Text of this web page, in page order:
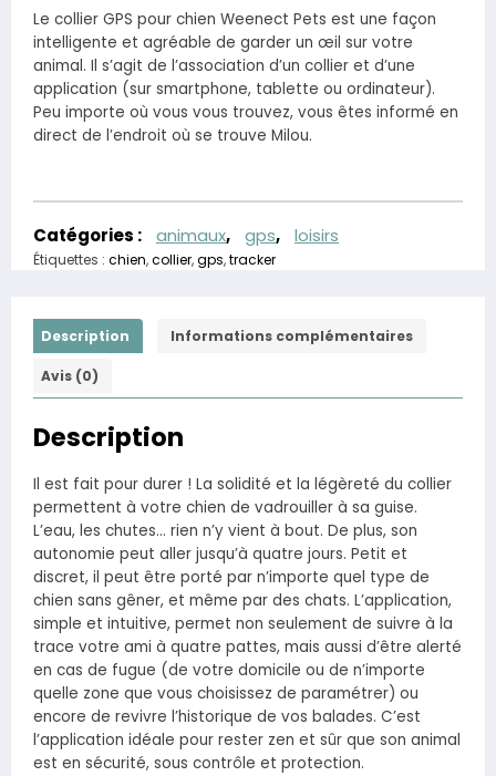
Le collier GPS pour chien Weenect Pets est une façon
intelligente et agréable de garder un œil sur votre
animal. Il s’agit de l’association d’un collier et d’une
application (sur smartphone, tablette ou ordinateur).
Peu importe où vous vous trouvez, vous êtes informé en
direct de l’endroit où se trouve Milou.
Catégories : animaux, gps, loisirs
Étiquettes : chien,collier,gps,tracker
Description Informations complémentaires
Avis (0)
Description
Il est fait pour durer ! La solidité et la légèreté du collier
permettent à votre chien de vadrouiller à sa guise.
L’eau, les chutes… rien n’y vient à bout. De plus, son
autonomie peut aller jusqu’à quatre jours. Petit et
discret, il peut être porté par n’importe quel type de
chien sans gêner, et même par des chats. L’application,
simple et intuitive, permet non seulement de suivre à la
trace votre ami à quatre pattes, mais aussi d’être alerté
en cas de fugue (de votre domicile ou de n’importe
quelle zone que vous choisissez de paramétrer) ou
encore de revivre l’historique de vos balades. C’est
l’application idéale pour rester zen et sûr que son animal
est en sécurité, sous contrôle et protection.